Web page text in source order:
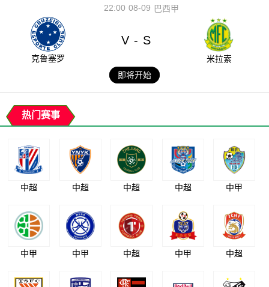
08-09
22:00 巴西甲
克鲁塞罗
V - S
米拉索
即将开始
热门赛事
中超 中超 中超 中超 中甲
中甲 中甲 中超 中甲 中超